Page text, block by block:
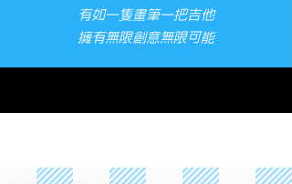
有如一隻畫筆一把吉他
​擁有無限創意無限可能